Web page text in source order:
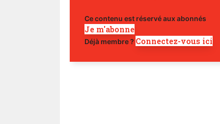
Ce contenu est réservé aux abonnés
Je m'abonne
Déjà membre ? Connectez-vous ici